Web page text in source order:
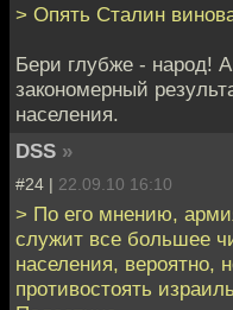
> Опять Сталин
Бери глубже - народ!
закономерный
населения.
DSS »
#24 | 22.09.10 16:10
> По его мнению,
служит все большее
населения, вероятно,
противостоять